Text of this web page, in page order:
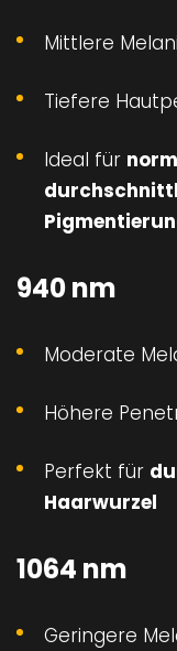
Mittlere
Tiefere
Ideal für
940 nm
Moderate
Höhere
Perfekt für
Haarwurzel
1064 nm
Geringere